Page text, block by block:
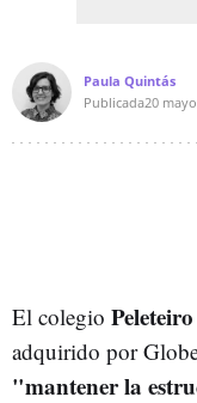
Paula Quintás
Publicada20
El colegio Peleteiro
adquirido por
"mantener la